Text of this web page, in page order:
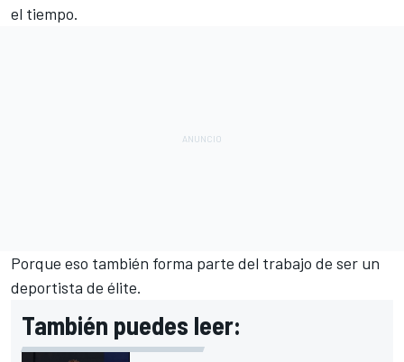
el tiempo.
Porque eso también forma parte del trabajo de ser un
deportista de élite.
También puedes leer: